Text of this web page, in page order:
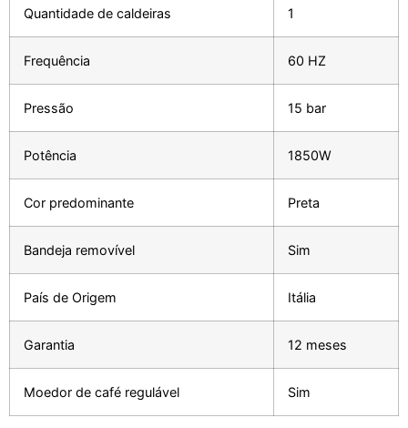
Quantidade de caldeiras 1
Frequência 60 HZ
Pressão 15 bar
Potência 1850W
Cor predominante Preta
Bandeja removível Sim
País de Origem Itália
Garantia 12 meses
Moedor de café regulável Sim